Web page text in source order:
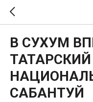
В СУХУМ
ТАТАРСКИЙ
САБАНТУЙ